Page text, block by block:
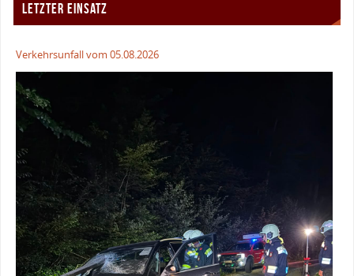
LETZTER EINSATZ
Verkehrsunfall vom 05.08.2026